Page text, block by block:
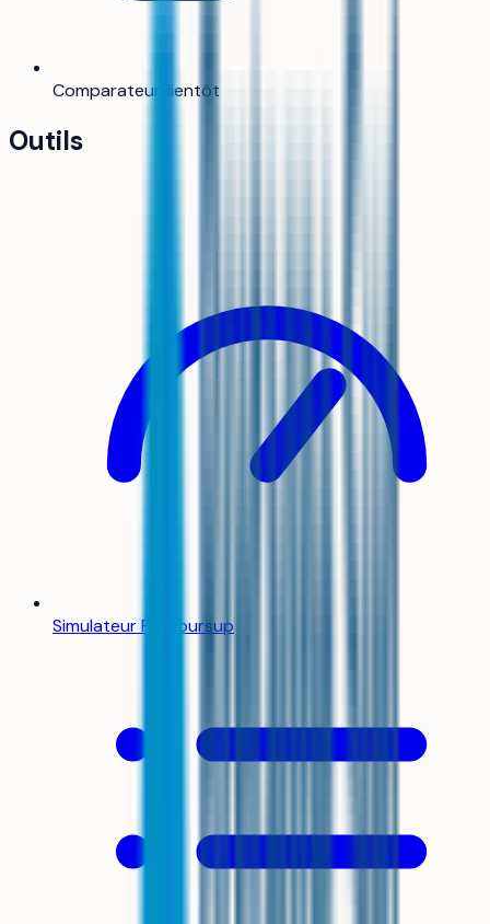
Comparateur Bientôt
Outils
Simulateur Parcoursup